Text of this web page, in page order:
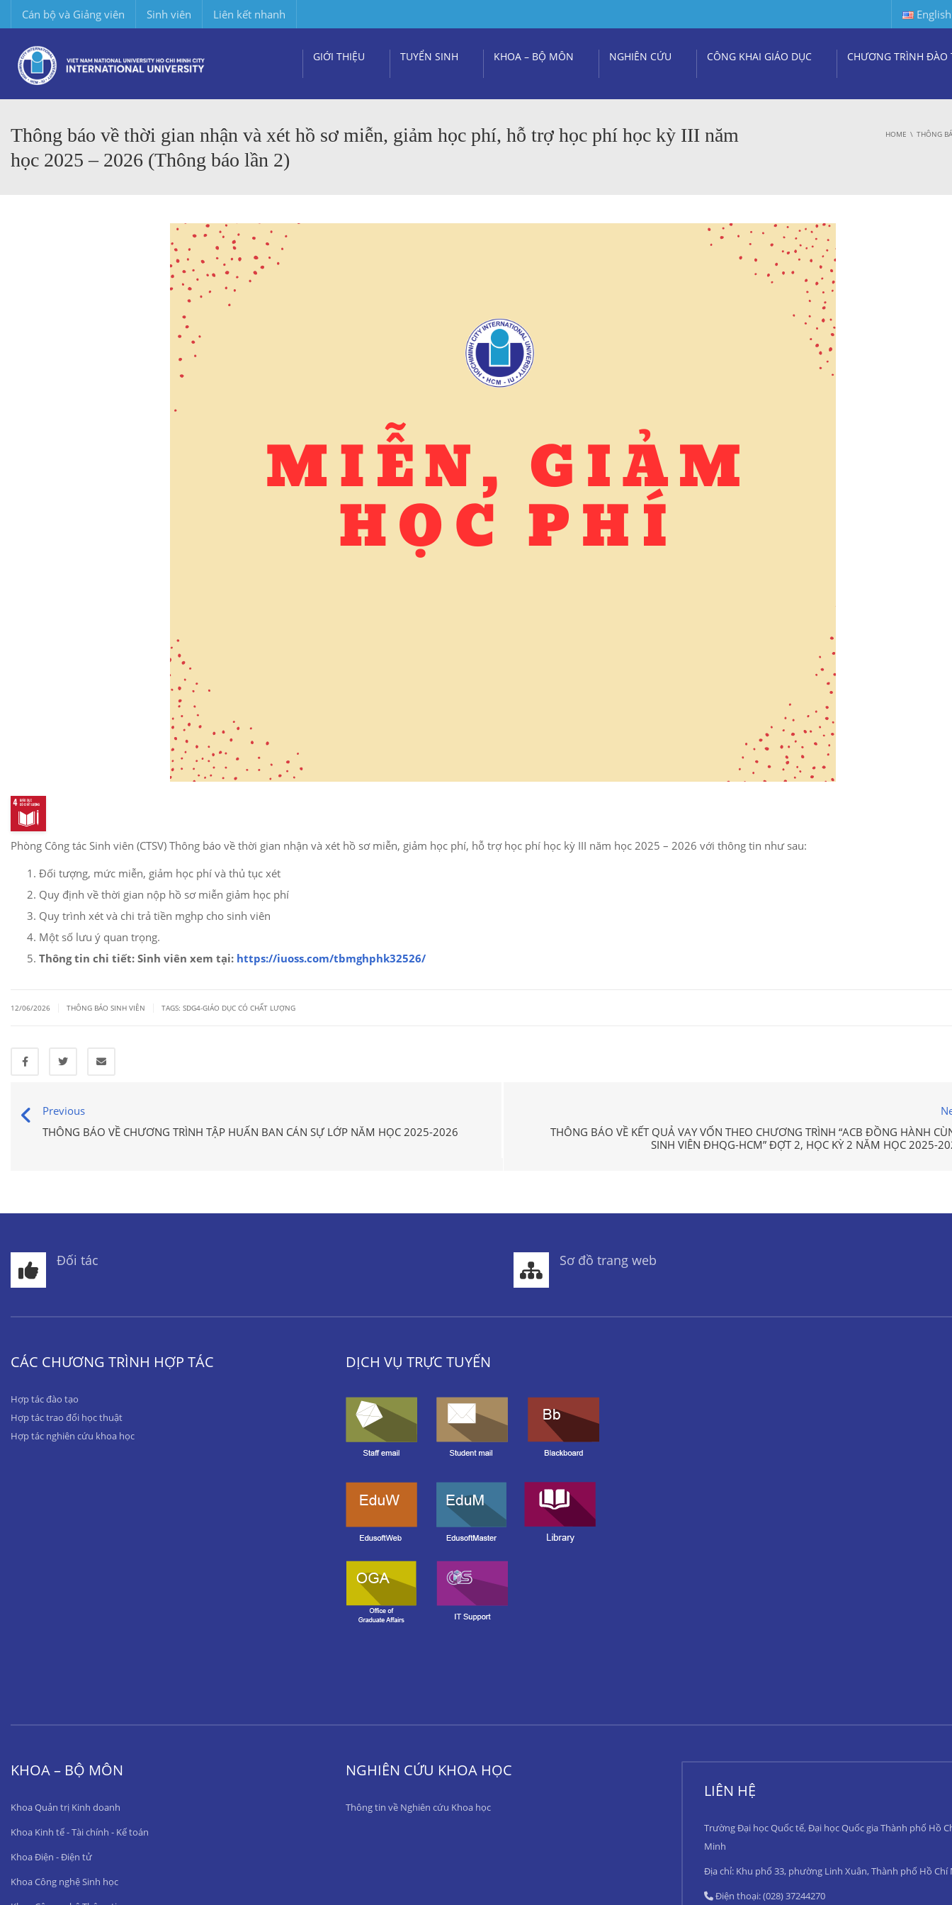
Cán bộ và Giảng viên Sinh viên Liên kết nhanh English
GIỚI THIỆU TUYỂN SINH KHOA – BỘ MÔN NGHIÊN CỨU CÔNG KHAI GIÁO DỤC CHƯƠNG TRÌNH ĐÀO
Thông báo về thời gian nhận và xét hồ sơ miễn, giảm học phí, hỗ trợ học phí học kỳ III năm
học 2025 – 2026 (Thông báo lần 2)
HOME THÔNG
Phòng Công tác Sinh viên (CTSV) Thông báo về thời gian nhận và xét hồ sơ miễn, giảm học phí, hỗ trợ học phí học kỳ III năm học 2025 – 2026 với thông tin như sau:
Đối tượng, mức miễn, giảm học phí và thủ tục xét
Quy định về thời gian nộp hồ sơ miễn giảm học phí
Quy trình xét và chi trả tiền mghp cho sinh viên
Một số lưu ý quan trọng.
Thông tin chi tiết: Sinh viên xem tại: https://iuoss.com/tbmghphk32526/
12/06/2026 THÔNG BÁO SINH VIÊN TAGS: SDG4-GIÁO DỤC CÓ CHẤT LƯỢNG
Previous
THÔNG BÁO VỀ CHƯƠNG TRÌNH TẬP HUẤN BAN CÁN SỰ LỚP NĂM HỌC 2025-2026
THÔNG BÁO VỀ KẾT QUẢ VAY VỐN THEO CHƯƠNG TRÌNH “ACB ĐỒNG HÀNH
SINH VIÊN ĐHQG-HCM” ĐỢT 2, HỌC KỲ 2 NĂM HỌC 2025-
Đối tác Sơ đồ trang web
CÁC CHƯƠNG TRÌNH HỢP TÁC
Hợp tác đào tạo
Hợp tác trao đổi học thuật
Hợp tác nghiên cứu khoa học
DỊCH VỤ TRỰC TUYẾN
KHOA – BỘ MÔN
Khoa Quản trị Kinh doanh
Khoa Kinh tế - Tài chính - Kế toán
Khoa Điện - Điện tử
Khoa Công nghệ Sinh học
NGHIÊN CỨU KHOA HỌC
Thông tin về Nghiên cứu Khoa học
LIÊN HỆ
Trường Đại học Quốc tế, Đại học Quốc gia Thành phố Hồ
Minh
Địa chỉ: Khu phố 33, phường Linh Xuân, Thành phố Hồ Chí
Điện thoại: (028) 37244270